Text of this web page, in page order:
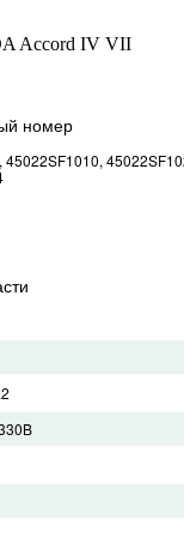
Accord IV VII
номер
45022SF1010,